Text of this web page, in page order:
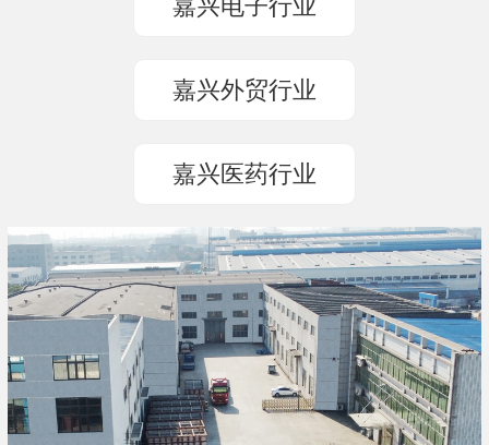
嘉兴电子行业
嘉兴外贸行业
嘉兴医药行业